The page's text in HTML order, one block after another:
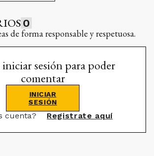
0
de forma responsable y respetuosa.
sesión para poder
comentar
INICIAR
SESIÓN
cuenta? Registrate aquí